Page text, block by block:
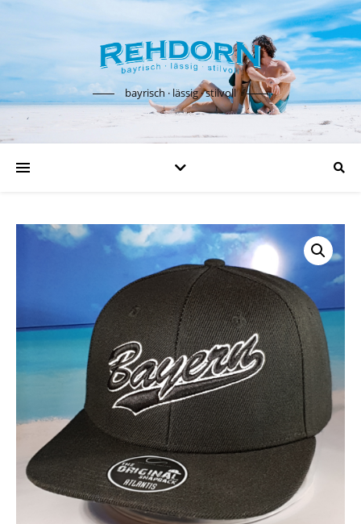
bayrisch · lässig · stilvoll